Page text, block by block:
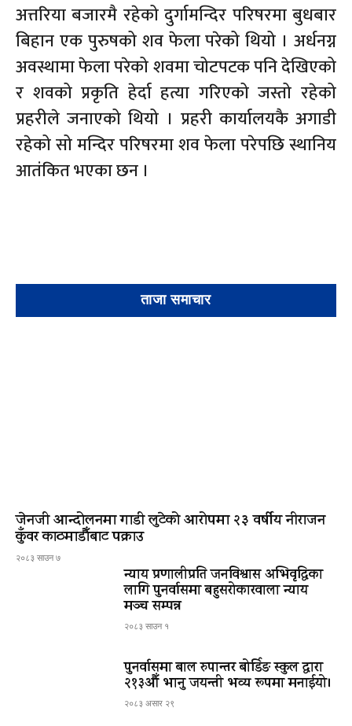
अत्तरिया बजारमै रहेको दुर्गामन्दिर परिषरमा बुधबार
बिहान एक पुरुषको शव फेला परेको थियो । अर्धनग्न
अवस्थामा फेला परेको शवमा चोटपटक पनि देखिएको
र शवको प्रकृति हेर्दा हत्या गरिएको जस्तो रहेको
प्रहरीले जनाएको थियो । प्रहरी कार्यालयकै अगाडी
रहेको सो मन्दिर परिषरमा शव फेला परेपछि स्थानिय
आतंकित भएका छन ।
ताजा समाचार
जेनजी आन्दोलनमा गाडी लुटेको आरोपमा २३ वर्षीय नीराजन
कुँवर काठमाडौँबाट पक्राउ
२०८३ साउन ७
न्याय प्रणालीप्रति जनविश्वास अभिवृद्धिका
लागि पुनर्वासमा बहुसरोकारवाला न्याय
मञ्च सम्पन्न
२०८३ साउन १
पुनर्वासमा बाल रुपान्तर बोर्डिङ स्कुल द्धारा
२१३औँ भानु जयन्ती भव्य रूपमा मनाईयो।
२०८३ असार २९